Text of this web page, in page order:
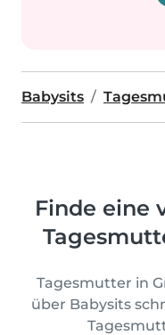
Babysits
Finde eine
Tagesmutter in
über Babysits